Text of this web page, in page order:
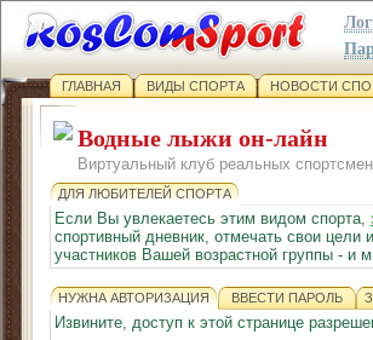
ГЛАВНАЯ ВИДЫ СПОРТА НОВОСТИ
Водные лыжи он-лайн
Виртуальный клуб реальных
ДЛЯ ЛЮБИТЕЛЕЙ СПОРТА
Если Вы увлекаетесь этим видом спорта,
спортивный дневник, отмечать свои цели
участников Вашей возрастной группы - и
НУЖНА АВТОРИЗАЦИЯ ВВЕСТИ ПАРОЛЬ
Извините, доступ к этой странице